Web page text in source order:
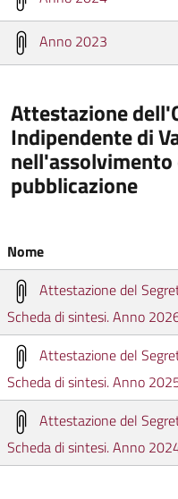
Anno 2023
Attestazione
Indipendente di
pubblicazione
Nome
Attestazione del
Scheda di sintesi. Anno
Attestazione del
Scheda di sintesi. Anno
Attestazione del
Scheda di sintesi. Anno